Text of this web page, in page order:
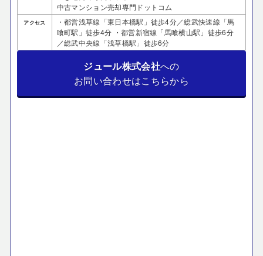
中古マンション売却専門ドットコム
アクセス
・都営浅草線「東日本橋駅」徒歩4分／総武快速線「馬
喰町駅」徒歩4分 ・都営新宿線「馬喰横山駅」徒歩6分
／総武中央線「浅草橋駅」徒歩6分
ジュール株式会社への
お問い合わせはこちらから